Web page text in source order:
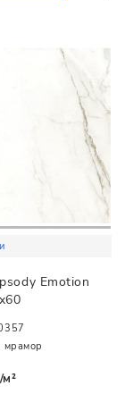
Emotion
мрамор